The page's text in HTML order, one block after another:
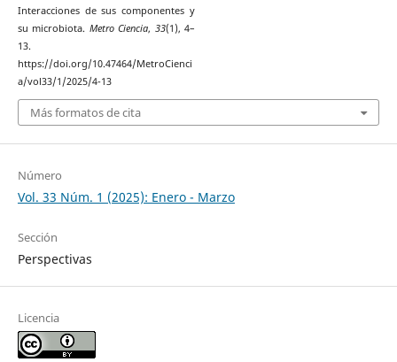
Interacciones de sus componentes y
su microbiota. Metro Ciencia, 33(1), 4–
13.
https://doi.org/10.47464/MetroCienci
a/vol33/1/2025/4-13
Más formatos de cita
Número
Vol. 33 Núm. 1 (2025): Enero - Marzo
Sección
Perspectivas
Licencia